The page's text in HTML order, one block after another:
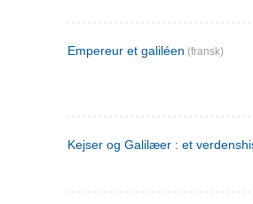
Empereur et galiléen (fransk)
Kejser og Galilæer : et